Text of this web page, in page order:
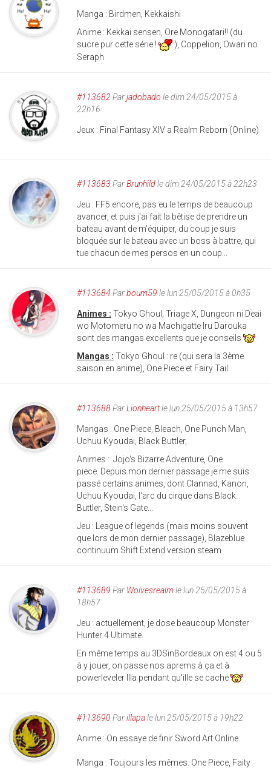
Manga : Birdmen, Kekkaishi
Anime : Kekkai sensen, Ore Monogatari!! (du
sucre pur cette série !
), Coppelion, Owari no
Seraph
#113682 Parjadobado le dim 24/05/2015 à
22h16
Jeux : Final Fantasy XIV a Realm Reborn (Online)
#113683 ParBrunhildle dim 24/05/2015 à 22h23
Jeu : FF5 encore, pas eu le temps de beaucoup
avancer, et puis j'ai fait la bêtise de prendre un
bateau avant de m'équiper, du coup je suis
bloquée sur le bateau avec un boss à battre, qui
tue chacun de mes persos en un coup...
#113684 Parboum59 le lun 25/05/2015 à 0h35
Animes : Tokyo Ghoul, Triage X, Dungeon ni Deai
wo Motomeru no wa Machigatte Iru Darouka
sont des mangas excellents que je conseils
Mangas : Tokyo Ghoul : re (qui sera la 3ème
saison en anime), One Piece et Fairy Tail.
#113688ParLionheartle lun 25/05/2015 à 13h57
Mangas : One Piece, Bleach, One Punch Man,
Uchuu Kyoudai, Black Buttler,
Animes : Jojo's Bizarre Adventure, One
piece. Depuis mon dernier passage je me suis
passé certains animes, dont Clannad, Kanon,
Uchuu Kyoudai, l'arc du cirque dans Black
Buttler, Stein's Gate...
Jeu : League of legends (mais moins souvent
que lors de mon dernier passage), Blazeblue
continuum Shift Extend version steam
#113689 Par Wolvesrealmle lun 25/05/2015 à
18h57
Jeu : actuellement, je dose beaucoup Monster
Hunter 4 Ultimate.
En même temps au 3DSinBordeaux on est 4 ou 5
à y jouer, on passe nos aprems à ça et à
powerleveler Illa pendant qu'ille se cache
#113690 Parillapale lun 25/05/2015 à 19h22
Anime : On essaye de finir Sword Art Online.
Manga : Toujours les mêmes. One Piece, Faity